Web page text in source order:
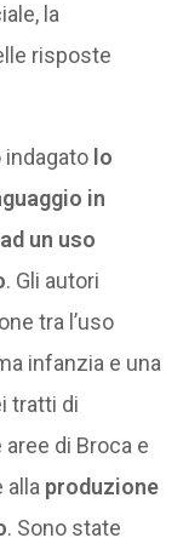
la
risposte
indagato lo
in
un uso
. Gli autori
tra l’uso
infanzia e una
tratti di
di Broca e
alla produzione
. Sono state